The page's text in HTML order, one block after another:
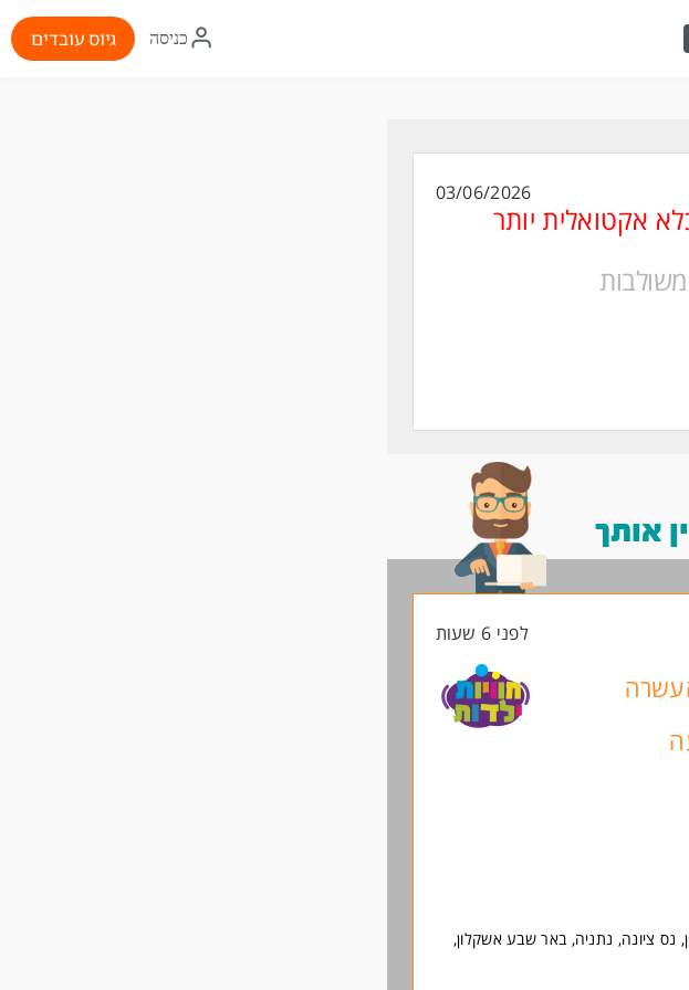
איקון
התחברות
כניסה גיוס עובדים
03/06/2026
אקטואלית יותר
אותך
לפני 6 שעות
לשעה
נס ציונה, נתניה, באר שבע אשקלון,